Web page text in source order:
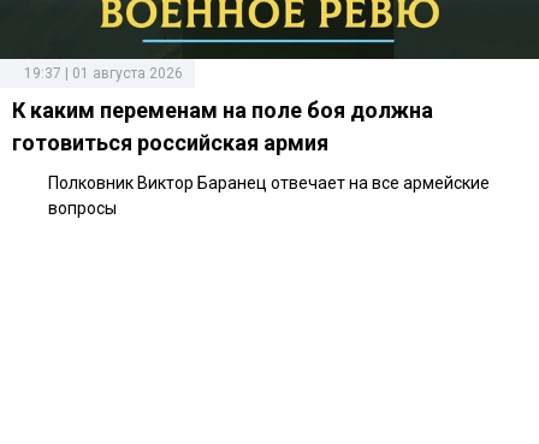
19:37 | 01 августа 2026
К каким переменам на поле боя должна
готовиться российская армия
Полковник Виктор Баранец отвечает на все армейские
вопросы